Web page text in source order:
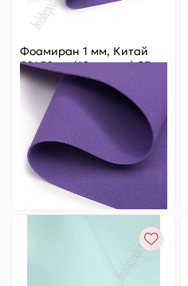
Фоамиран 1 мм, Китай
50*50 см (10 листов) SF-
3431, фиолетовый №2
Цена за ед.: 18.2 ₽
Артикул:
805-298
182 ₽
Оптовая
- +